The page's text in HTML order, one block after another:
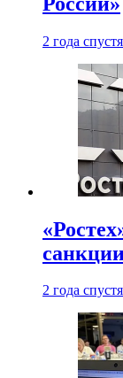
2 года спустя
2 года спустя